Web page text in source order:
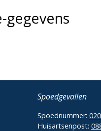
Spoedgevallen
Spoednummer:
Huisartsenpost: